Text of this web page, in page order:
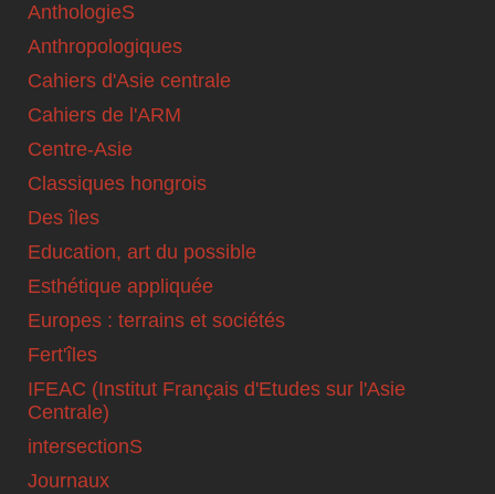
AnthologieS
Anthropologiques
Cahiers d'Asie centrale
Cahiers de l'ARM
Centre-Asie
Classiques hongrois
Des îles
Education, art du possible
Esthétique appliquée
Europes : terrains et sociétés
Fert'îles
IFEAC (Institut Français d'Etudes sur l'Asie
Centrale)
intersectionS
Journaux